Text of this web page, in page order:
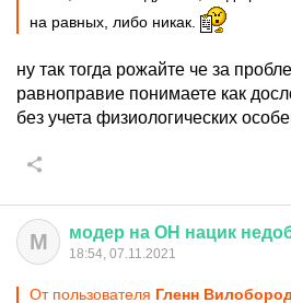
на равных, либо никак.
ну так тогда рожайте че за
равноправие понимаете как
без учета физиологических
М модер на ОН нацик
18:54, 07.11.2021
От пользователя Гленн